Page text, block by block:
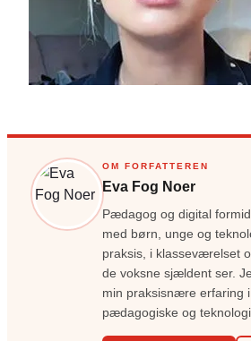
OM FORFATTEREN
Eva Fog Noer
Pædagog og digital
med børn, unge og
praksis, i klasseværelset
de voksne sjældent ser.
min praksisnære erfaring
pædagogiske og